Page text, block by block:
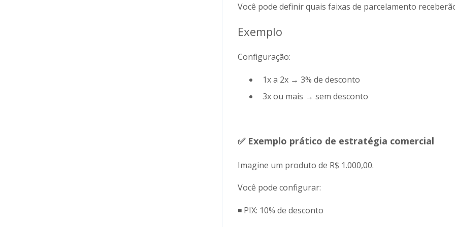
Você pode definir quais faixas de parcelamento
Exemplo
Configuração:
1x a 2x → 3% de desconto
3x ou mais → sem desconto
✅ Exemplo prático de estratégia comercial
Imagine um produto de R$ 1.000,00.
Você pode configurar:
◾️ PIX: 10% de desconto